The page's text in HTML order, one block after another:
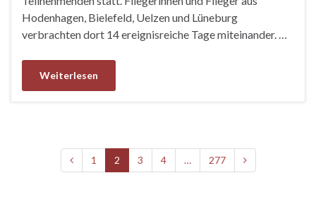
Hodenhagen, Bielefeld, Uelzen und Lüneburg
verbrachten dort 14 ereignisreiche Tage miteinander. …
Weiterlesen
1 2 3 4 … 277